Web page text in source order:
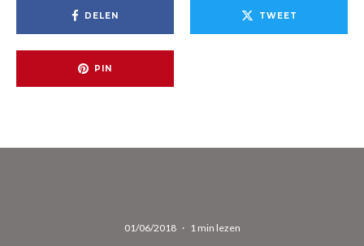
DELEN TWEET
PIN
01/06/2018 · 1 min lezen